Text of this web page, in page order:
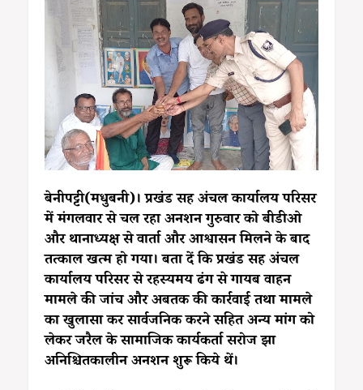
बेनीपट्टी(मधुबनी)। प्रखंड सह अंचल कार्यालय परिसर
में मंगलवार से चल रहा अनशन गुरुवार को बीडीओ
और थानाध्यक्ष से वार्ता और आश्वासन मिलने के बाद
तत्काल खत्म हो गया। बता दें कि प्रखंड सह अंचल
कार्यालय परिसर से रहस्यमय ढंग से गायब वाहन
मामले की जांच और अबतक की कार्रवाई तथा मामले
का खुलासा कर सार्वजनिक करने सहित अन्य मांग को
लेकर जरैल के सामाजिक कार्यकर्ता सरोज झा
अनिश्चितकालीन अनशन शुरू किये थें।